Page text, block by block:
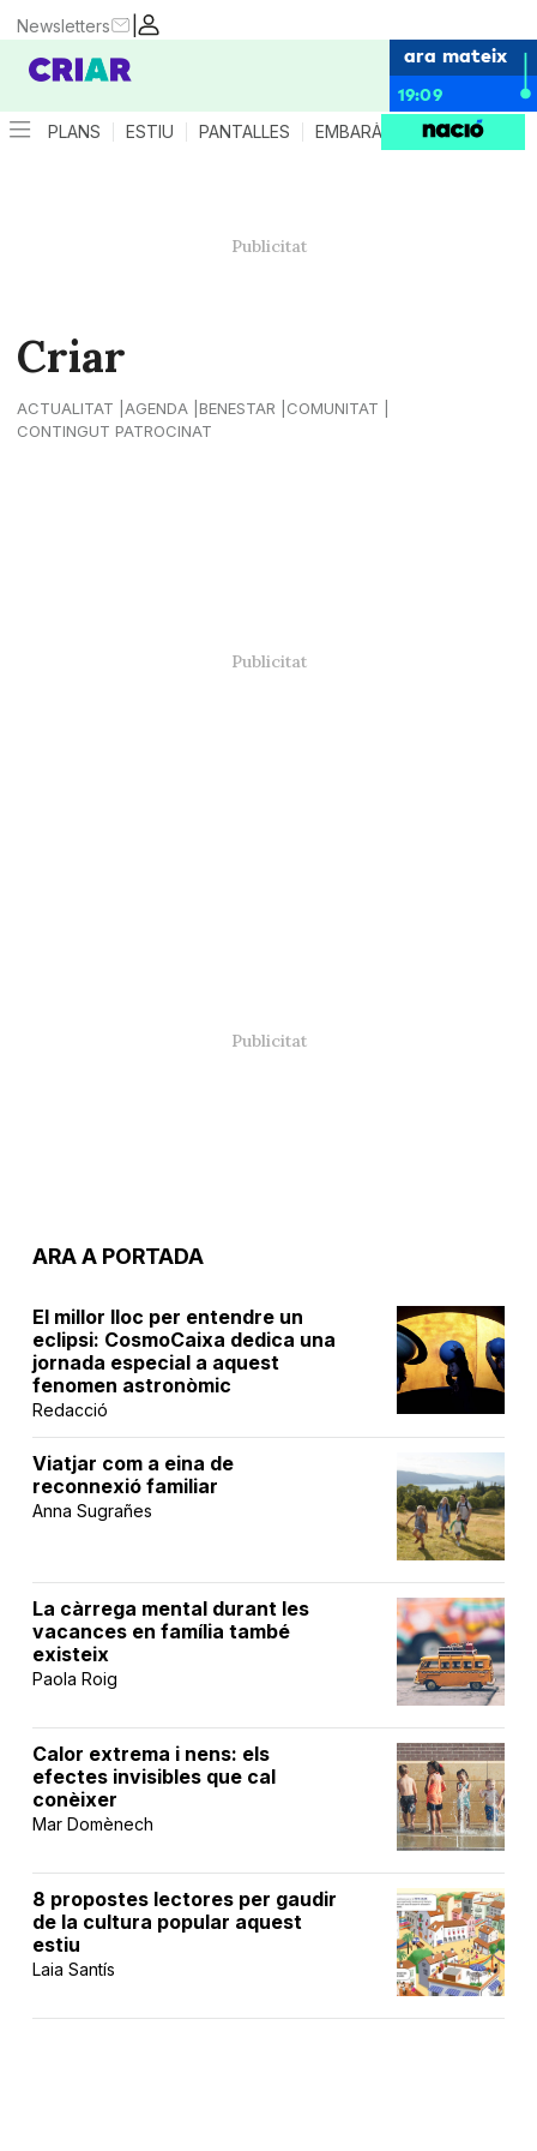
|
Newsletters
ara mateix
19:09
PLANS ESTIU PANTALLES EMBARÀS CRIANÇA
Criar
ACTUALITAT AGENDA BENESTAR
COMUNITAT
CONTINGUT PATROCINAT
ARA A PORTADA
El millor lloc per entendre un
eclipsi: CosmoCaixa dedica una
jornada especial a aquest
fenomen astronòmic
Redacció
Viatjar com a eina de
reconnexió familiar
Anna Sugrañes
La càrrega mental durant les
vacances en família també
existeix
Paola Roig
Calor extrema i nens: els
efectes invisibles que cal
conèixer
Mar Domènech
8 propostes lectores per gaudir
de la cultura popular aquest
estiu
Laia Santís